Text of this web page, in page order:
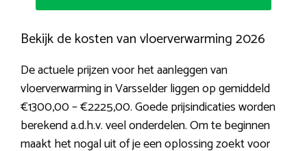
Bekijk de kosten van vloerverwarming 2026
De actuele prijzen voor het aanleggen van
vloerverwarming in Varsselder liggen op gemiddeld
€1300,00 – €2225,00. Goede prijsindicaties worden
berekend a.d.h.v. veel onderdelen. Om te beginnen
maakt het nogal uit of je een oplossing zoekt voor